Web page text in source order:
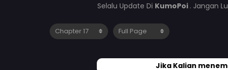
Selalu Update Di KumoPoi . Jangan
Jika Kalian